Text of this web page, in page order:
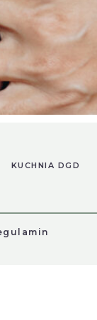
intensywnego
KUCHNIA DGD